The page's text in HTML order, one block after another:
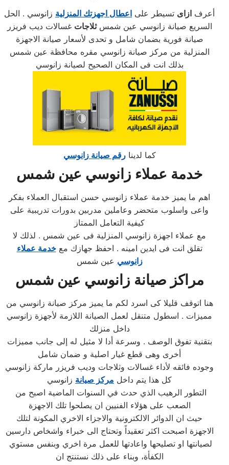
أعرف ازاى تسيطر على اعطال اجهزتك المنزلية زانوسي . الحل
السريع صيانة زانوسي عين شمسثلاجات غسالات ديب فريزر
صيانة فورية بضمان شامل و تحدى لأسعار صيانة الاجهزة
المنزلية من مركز صيانة زانوسي مقره محافظة عين شمس
بذلك انت فى المكان الصحيح لصيانة زانوسي
كما لدينارقم صيانة زانوسي
خدمة عملاء زانوسي عين شمس
اهم ما يميز خدمة عملاء زانوسي حسن استقبال العملاء بفكر
واعى واسلوب متحضر وعاملين مدربين بدورات تدريبية على
كيفية التعامل الممتاز
مع عملاء اجهزة زانوسي المنزلية فى عين شمس . لذلك لا
تقلق انت فى ايدين امينه . احفظ جهازك معخدمة عملاء
زانوسي عين شمس
مراكز صيانة زانوسي عين شمس
هنا اتوقف قليلا كى اسرد لكم ما يميز مركز صيانة زانوسي من
مميزات . اسطول متنقل لعمل الصيانة اللازمة لأجهزة زانوسي
داخل منزلك
بتقنية تفوق الوصف . وسرعة أدا لا مثيل له إلى جانب مميزات
أخرى وهى قطع غيار اصلية و ضمان شامل
وجوده فائقه لأداء غسالات وثلاجات وديب فريزر ماركة زانوسي
كل هذا يتم داخل مركز صيانة زانوسي
الصعب على هؤلاء الفنيين ان يصلحوا تلك الاجهزة
حيث ان الدوائر الالكترونية والاجزاء الاخري المكونة لتلك
الاجهزة اصبحت اكثر تعقيداً وتحتاج الى خبراء واشخاص دارسين
الكفأة، وبناء على ذلك نستنتج ان